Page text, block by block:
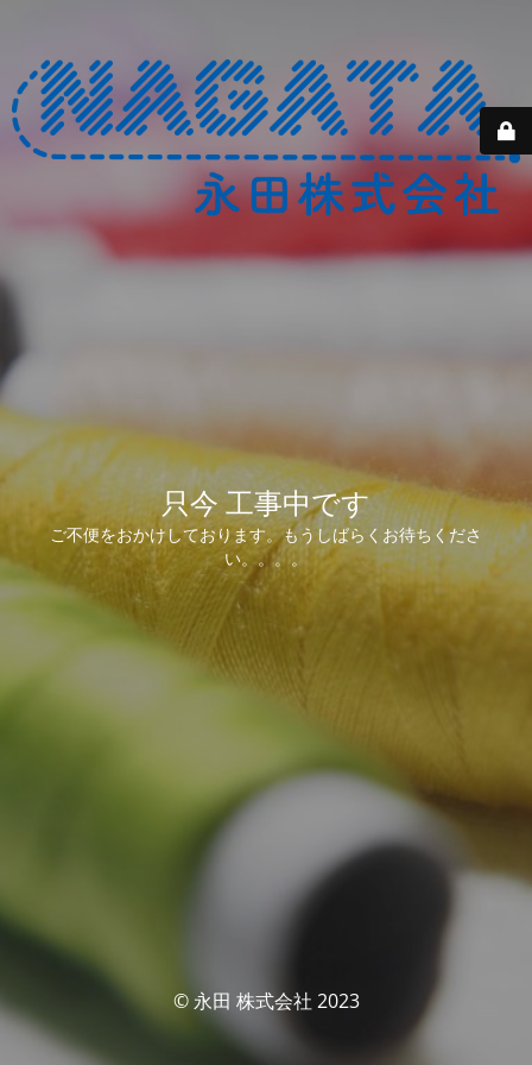
只今 工事中です
ご不便をおかけしております。もうしばらくお待ちくださ
い。。。。
© 永田 株式会社 2023